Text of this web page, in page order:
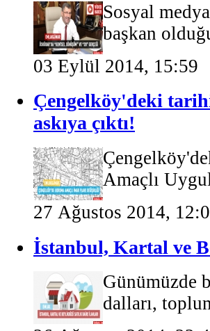
Sosyal
başkan
03 Eylül 2014, 15:59
Çengelköy'deki
askıya çıktı!
Amaçlı
27 Ağustos 2014,
İstanbul, Kartal ve
Günümüzde
dalları,